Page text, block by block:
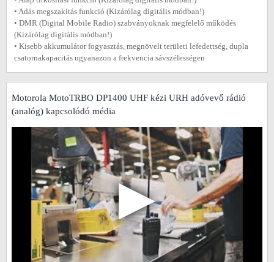
• Adás megszakítás funkció (Kizárólag digitális módban!)
• DMR (Digital Mobile Radio) szabványoknak megfelelő működés
(Kizárólag digitális módban!)
• Kisebb akkumulátor fogyasztás, megnövelt területi lefedettség, dupla
csatornakapacitás ugyanazon a frekvencia sávszélességen
Motorola MotoTRBO DP1400 UHF kézi URH adóvevő rádió
(analóg) kapcsolódó média
▶